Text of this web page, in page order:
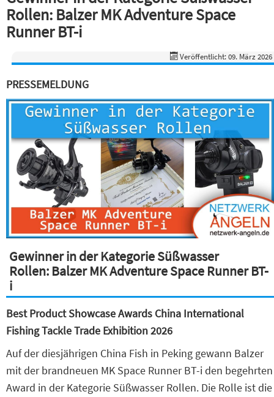
Rollen: Balzer MK Adventure Space
Runner BT-i
Veröffentlicht: 09. März 2026
PRESSEMELDUNG
Gewinner in der Kategorie Süßwasser
Rollen: Balzer MK Adventure Space Runner BT-
i
Best Product Showcase Awards China International
Fishing Tackle Trade Exhibition 2026
Auf der diesjährigen China Fish in Peking gewann Balzer
mit der brandneuen MK Space Runner BT-i den begehrten
Award in der Kategorie Süßwasser Rollen. Die Rolle ist die